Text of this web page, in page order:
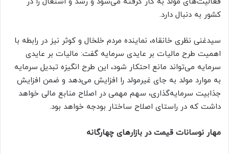
کشور به دنبال دارد.
سیدغنی نظری خانقاه، نماینده مردم خلخال و کوثر نیز در رابطه با
اهمیت طرح مالیات بر عایدی سرمایه گفت: مالیات بر عایدی
سرمایه می‌تواند مانع احتکار شود، این طرح انگیزه تبدیل سرمایه
به موارد مولد به جای غیرمولد را افزایش می‌دهد و ضمن افزایش
جذابیت سرمایه‌گذاری، سهم مهمی در اصلاح منابع مالی خواهد
داشت که در راستای اصلاح ساختار بودجه خواهد بود.
مهار نوسانات قیمت در بازارهای چهارگانه